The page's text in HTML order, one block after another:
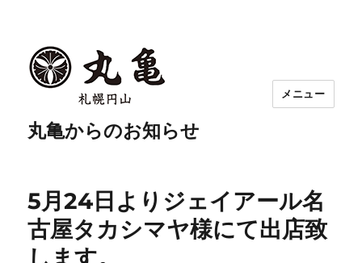
丸亀からのお知らせ
メニュー
5月24日よりジェイアール名
古屋タカシマヤ様にて出店致
します。